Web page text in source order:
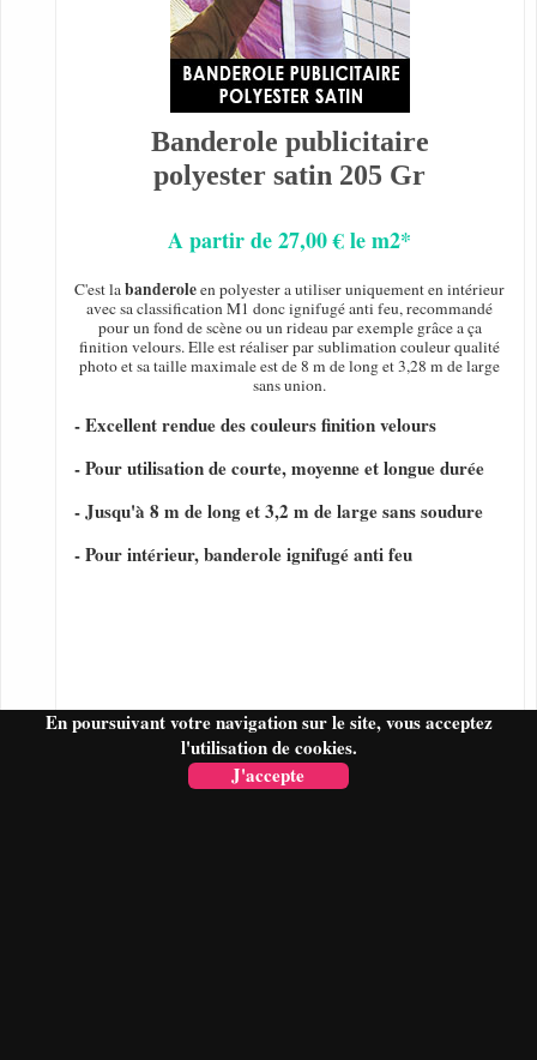
En poursuivant votre navigation sur le site, vous acceptez
l'utilisation de cookies.
J'accepte
Banderole publicitaire
polyester satin 205 Gr
A partir de 27,00 € le m2*
C'est labanderoleen polyester a utiliser uniquement en intérieur
avec sa classification M1 donc ignifugé anti feu, recommandé
pour un fond de scène ou un rideau par exemple grâce a ça
finition velours. Elle est réaliser par sublimation couleur qualité
photo et sa taille maximale est de 8 m de long et 3,28 m de large
sans union.
- Excellent rendue des couleurs finition velours
- Pour utilisation de courte, moyenne et longue durée
- Jusqu'à 8 m de long et 3,2 m de large sans soudure
- Pour intérieur, banderole ignifugé anti feu